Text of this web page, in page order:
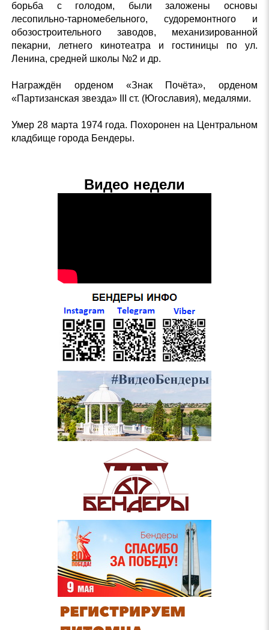
борьба с голодом, были заложены основы
лесопильно-тарномебельного, судоремонтного и
обозостроительного заводов, механизированной
пекарни, летнего кинотеатра и гостиницы по ул.
Ленина, средней школы №2 и др.
Награждён орденом «Знак Почёта», орденом
«Партизанская звезда» III ст. (Югославия), медалями.
Умер 28 марта 1974 года. Похоронен на Центральном
кладбище города Бендеры.
Видео недели